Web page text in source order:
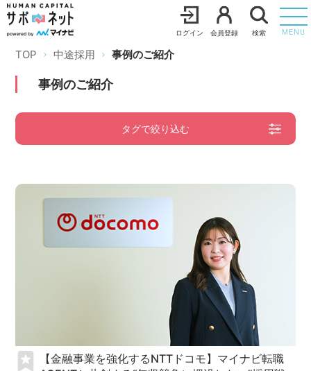
ログイン 会員登録 検索 MENU
TOP 中途採用 事例のご紹介
事例のご紹介
タグで絞り込む
【金融事業を強化するNTTドコモ】マイナビ転職